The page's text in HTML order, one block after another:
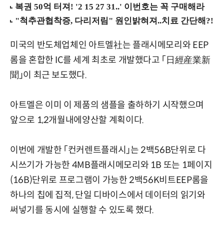
미국의 반도체업체인 아트멜社는 플래시메모리와 EEP
롬을 혼합한 IC를 세계 최초로 개발했다고 「日經産業新
聞」이 최근 보도했다.
아트멜은 이미 이 제품의 샘플을 출하하기 시작했으며
앞으로 1,2개월내에양산할 계획이다.
이번에 개발한 「컨커렌트플래시」는 2백56B단위로 다
시쓰기가 가능한 4MB플래시메모리와 1B 또는 1페이지
(16B)단위로 프로그램이 가능한 2백56K비트EEP롬을
하나의 칩에 집적, 단일 디바이스에서 데이터의 읽기와
써넣기를 동시에 실행할 수 있도록 했다.